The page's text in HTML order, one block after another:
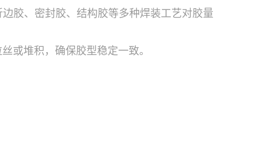
胶、密封胶、结构胶等多种焊装工艺对胶量
或堆积，确保胶型稳定一致。